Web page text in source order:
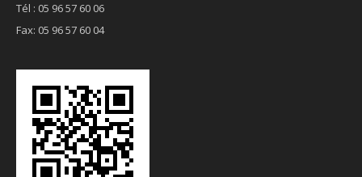
Tél : 05 96 57 60 06
Fax: 05 96 57 60 04